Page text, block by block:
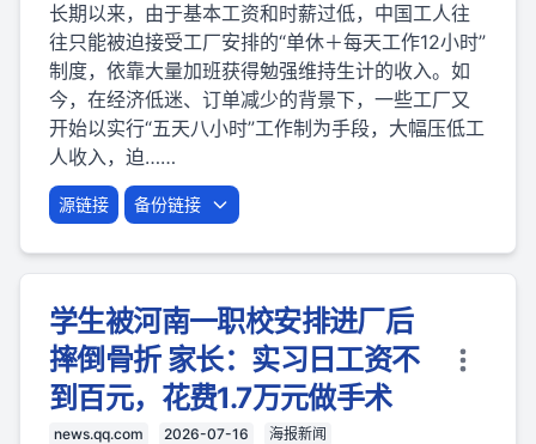
长期以来，由于基本工资和时薪过低，中国工人往
往只能被迫接受工厂安排的“单休＋每天工作12小时”
制度，依靠大量加班获得勉强维持生计的收入。如
今，在经济低迷、订单减少的背景下，一些工厂又
开始以实行“五天八小时”工作制为手段，大幅压低工
人收入，迫……
源链接 备份链接
学生被河南一职校安排进厂后
摔倒骨折 家长：实习日工资不
到百元，花费1.7万元做手术
news.qq.com 2026-07-16
海报新闻